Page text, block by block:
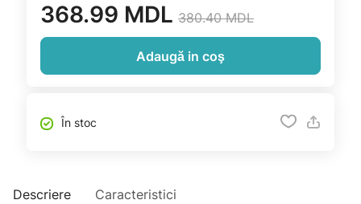
368.99 MDL 380.40 MDL
Adaugă in coş
În stoc
Descriere Caracteristici